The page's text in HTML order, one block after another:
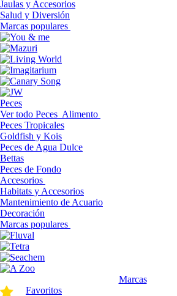
Jaulas y Accesorios
Salud y Diversión
Marcas populares
Peces
Ver todo Peces Alimento
Peces Tropicales
Goldfish y Kois
Peces de Agua Dulce
Bettas
Peces de Fondo
Accesorios
Habitats y Accesorios
Mantenimiento de Acuario
Decoración
Marcas populares
Marcas
Favoritos